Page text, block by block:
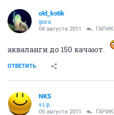
old_kotik
guru
04 августа 2011 ГАРИК
акваланги до 150 качают.
ОТВЕТИТЬ
NKS
v.i.p.
05 августа 2011 ГАРИК